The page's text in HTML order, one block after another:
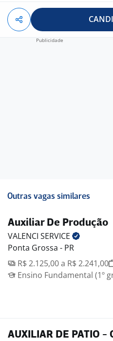
Outras vagas similares
Auxiliar De Produção
VALENCI SERVICE
Ponta Grossa - PR
R$ 2.125,00 a R$ 2.241,00
Ensino Fundamental (1º
AUXILIAR DE PATIO